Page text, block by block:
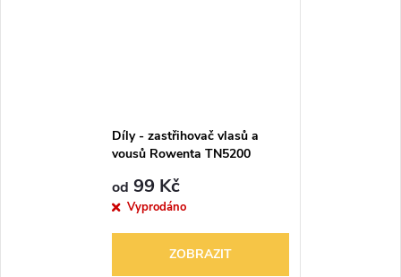
Díly - zastřihovač vlasů a
vousů Rowenta TN5200
od 99 Kč
Vyprodáno
ZOBRAZIT